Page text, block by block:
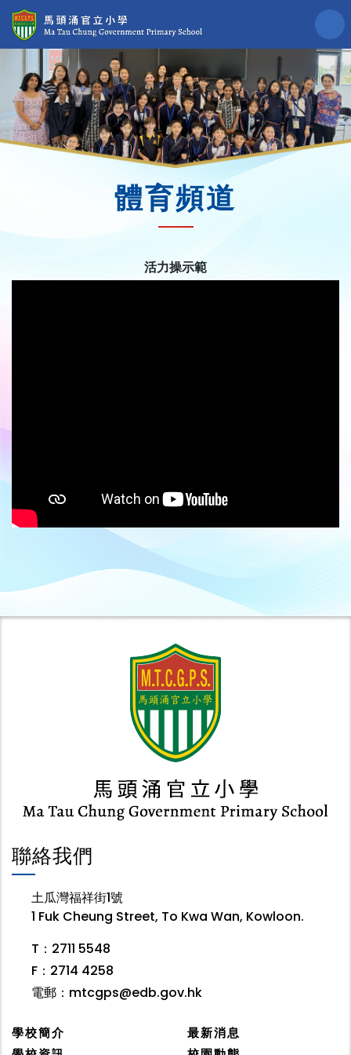
體育頻道
活力操示範
聯絡我們
土瓜灣福祥街1號
1 Fuk Cheung Street, To Kwa Wan, Kowloon.
T：2711 5548
F：2714 4258
電郵： mtcgps@edb.gov.hk
學校簡介
最新消息